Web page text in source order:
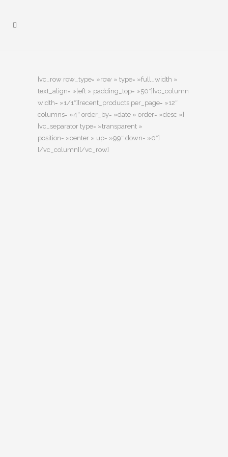
[vc_row row_type= »row » type= »full_width »
text_align= »left » padding_top= »50″][vc_column
width= »1/1″][recent_products per_page= »12″
columns= »4″ order_by= »date » order= »desc »]
[vc_separator type= »transparent »
position= »center » up= »99″ down= »0″]
[/vc_column][/vc_row]